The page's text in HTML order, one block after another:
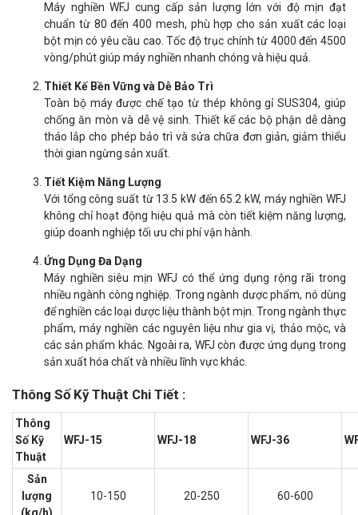
Máy nghiền WFJ cung cấp sản lượng lớn với độ mịn đạt
chuẩn từ 80 đến 400 mesh, phù hợp cho sản xuất các loại
bột mịn có yêu cầu cao. Tốc độ trục chính từ 4000 đến 4500
vòng/phút giúp máy nghiền nhanh chóng và hiệu quả.
Thiết Kế Bền Vững và Dễ Bảo Trì
Toàn bộ máy được chế tạo từ thép không gỉ SUS304, giúp
chống ăn mòn và dễ vệ sinh. Thiết kế các bộ phận dễ dàng
tháo lắp cho phép bảo trì và sửa chữa đơn giản, giảm thiểu
thời gian ngừng sản xuất.
Tiết Kiệm Năng Lượng
Với tổng công suất từ 13.5 kW đến 65.2 kW, máy nghiền WFJ
không chỉ hoạt động hiệu quả mà còn tiết kiệm năng lượng,
giúp doanh nghiệp tối ưu chi phí vận hành.
Ứng Dụng Đa Dạng
Máy nghiền siêu mịn WFJ có thể ứng dụng rộng rãi trong
nhiều ngành công nghiệp. Trong ngành dược phẩm, nó dùng
để nghiền các loại dược liệu thành bột mịn. Trong ngành thực
phẩm, máy nghiền các nguyên liệu như gia vị, thảo mộc, và
các sản phẩm khác. Ngoài ra, WFJ còn được ứng dụng trong
sản xuất hóa chất và nhiều lĩnh vực khác.
Thông Số Kỹ Thuật Chi Tiết :
Thông
Số Kỹ
Thuật
WFJ-15 WFJ-18 WFJ-36
Sản
lượng
10-150 20-250 60-600